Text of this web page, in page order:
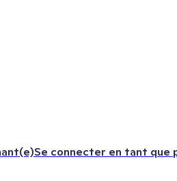
Se connecter en tant que